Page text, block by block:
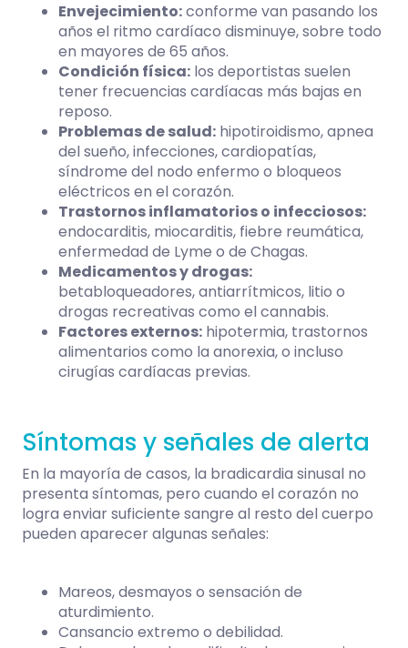
Envejecimiento:conforme van pasando los
años el ritmo cardíaco disminuye, sobre todo
en mayores de 65 años.
Condición física: los deportistas suelen
tener frecuencias cardíacas más bajas en
reposo.
Problemas de salud: hipotiroidismo, apnea
del sueño, infecciones, cardiopatías,
síndrome del nodo enfermo o bloqueos
eléctricos en el corazón.
Trastornos inflamatorios o infecciosos:
endocarditis, miocarditis, fiebre reumática,
enfermedad de Lyme o de Chagas.
Medicamentos y drogas:
betabloqueadores, antiarrítmicos, litio o
drogas recreativas como el cannabis.
Factores externos: hipotermia, trastornos
alimentarios como la anorexia, o incluso
cirugías cardíacas previas.
Síntomas y señales de alerta
En la mayoría de casos, la bradicardia sinusal no
presenta síntomas, pero cuando el corazón no
logra enviar suficiente sangre al resto del cuerpo
pueden aparecer algunas señales:
Mareos, desmayos o sensación de
aturdimiento.
Cansancio extremo o debilidad.